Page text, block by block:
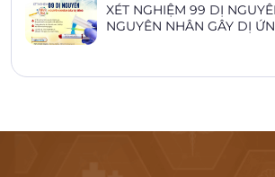
XÉT NGHIỆM 99 DỊ
NGUYÊN NHÂN GÂY DỊ